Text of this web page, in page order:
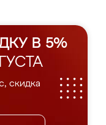
В 5%
скидка